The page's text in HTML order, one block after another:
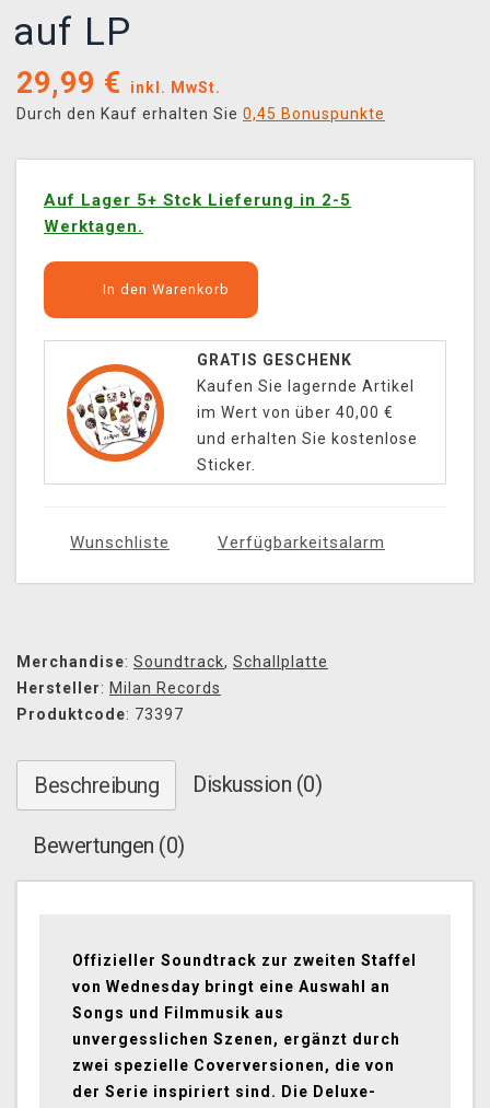
auf LP
29,99 €
inkl. MwSt.
Durch den Kauf erhalten Sie 0,45 Bonuspunkte
Auf Lager 5+ Stck Lieferung in 2-5
Werktagen.
In den Warenkorb
GRATIS GESCHENK
Kaufen Sie lagernde Artikel
im Wert von über 40,00 €
und erhalten Sie kostenlose
Sticker.
Wunschliste Verfügbarkeitsalarm
Merchandise: Soundtrack, Schallplatte
Hersteller: Milan Records
Produktcode: 73397
Beschreibung Diskussion (0)
Bewertungen (0)
Offizieller Soundtrack zur zweiten Staffel
von Wednesday bringt eine Auswahl an
Songs und Filmmusik aus
unvergesslichen Szenen, ergänzt durch
zwei spezielle Coverversionen, die von
der Serie inspiriert sind. Die Deluxe-